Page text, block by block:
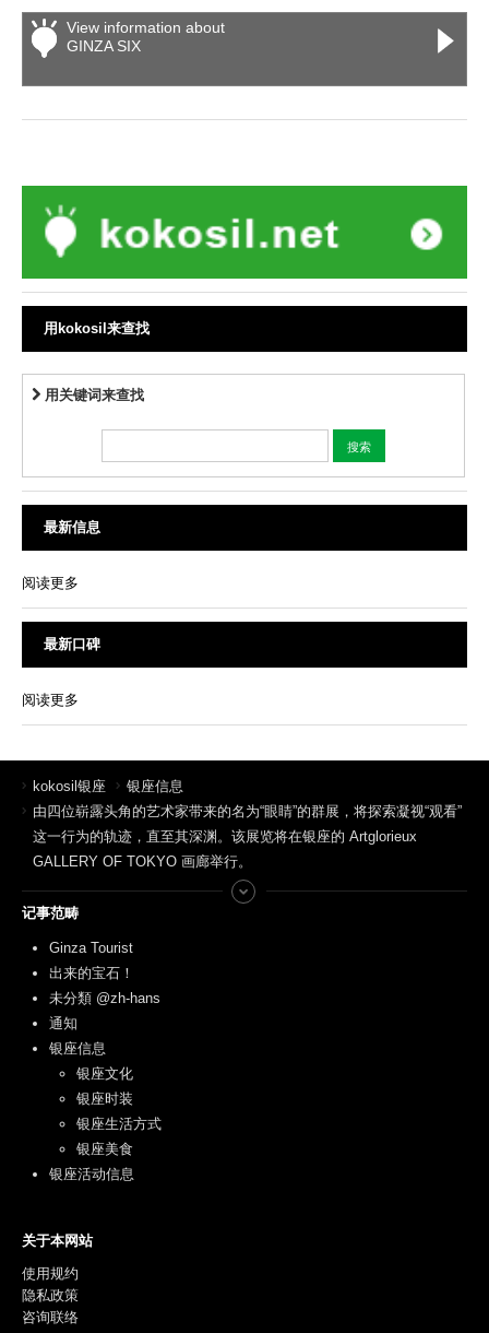
View information about
GINZA SIX
用kokosil来查找
用关键词来查找
最新信息
阅读更多
最新口碑
阅读更多
kokosil银座
银座信息
由四位崭露头角的艺术家带来的名为“眼睛”的群展，将探索凝视“观看”
这一行为的轨迹，直至其深渊。该展览将在银座的 Artglorieux
GALLERY OF TOKYO 画廊举行。
记事范畴
Ginza Tourist
出来的宝石！
未分類 @zh-hans
通知
银座信息
银座文化
银座时装
银座生活方式
银座美食
银座活动信息
关于本网站
使用规约
隐私政策
咨询联络